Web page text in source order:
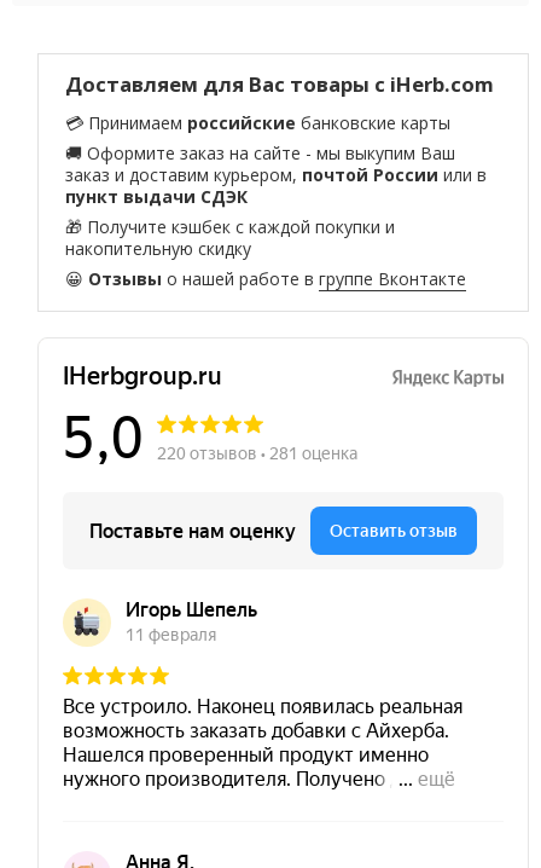
Доставляем для Вас товары с iHerb.com
💳 Принимаем российские банковские карты
🚚 Оформите заказ на сайте - мы выкупим Ваш
заказ и доставим курьером, почтой России или в
пункт выдачи СДЭК
🎁 Получите кэшбек с каждой покупки и
накопительную скидку
😀 Отзывы о нашей работе вгруппе Вконтакте